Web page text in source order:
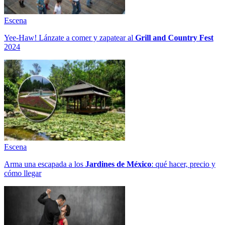
Escena
Yee-Haw! Lánzate a comer y zapatear al Grill and Country Fest
2024
Escena
Arma una escapada a los Jardines de México: qué hacer, precio y
cómo llegar